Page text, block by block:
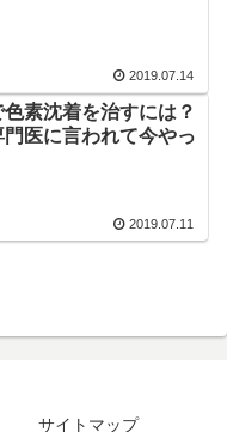
2019.07.14
素沈着を治すには？
門医に言われて今やっ
2019.07.11
サイトマップ